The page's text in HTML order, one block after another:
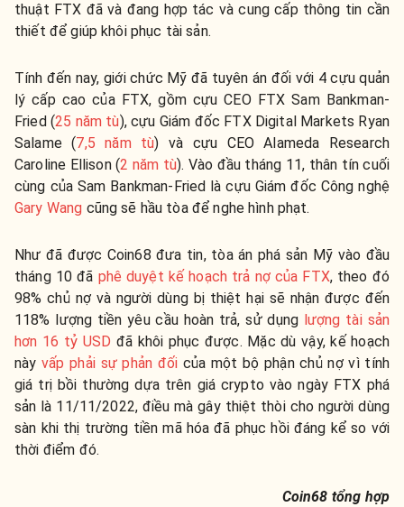
thuật FTX đã và đang hợp tác và cung cấp thông tin cần
thiết để giúp khôi phục tài sản.
Tính đến nay, giới chức Mỹ đã tuyên án đối với 4 cựu quản
lý cấp cao của FTX, gồm cựu CEO FTX Sam Bankman-
Fried (25 năm tù), cựu Giám đốc FTX Digital Markets Ryan
Salame (7,5 năm tù) và cựu CEO Alameda Research
Caroline Ellison (2 năm tù). Vào đầu tháng 11, thân tín cuối
cùng của Sam Bankman-Fried là cựu Giám đốc Công nghệ
Gary Wang cũng sẽ hầu tòa để nghe hình phạt.
Như đã được Coin68 đưa tin, tòa án phá sản Mỹ vào đầu
tháng 10 đã phê duyệt kế hoạch trả nợ của FTX, theo đó
98% chủ nợ và người dùng bị thiệt hại sẽ nhận được đến
118% lượng tiền yêu cầu hoàn trả, sử dụng lượng tài sản
hơn 16 tỷ USD đã khôi phục được. Mặc dù vậy, kế hoạch
nàyvấp phải sự phản đối của một bộ phận chủ nợ vì tính
giá trị bồi thường dựa trên giá crypto vào ngày FTX phá
sản là 11/11/2022, điều mà gây thiệt thòi cho người dùng
sàn khi thị trường tiền mã hóa đã phục hồi đáng kể so với
thời điểm đó.
Coin68 tổng hợp